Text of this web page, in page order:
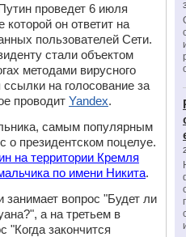
проведет 6 июля
он ответит на
пользователей Сети.
стали объектом
методами вирусного
на голосование за
проводит Yandex.
самым популярным
о президентском поцелуе.
на территории Кремля
по имени Никита.
занимает вопрос "Будет ли
а на третьем в
"Когда закончится